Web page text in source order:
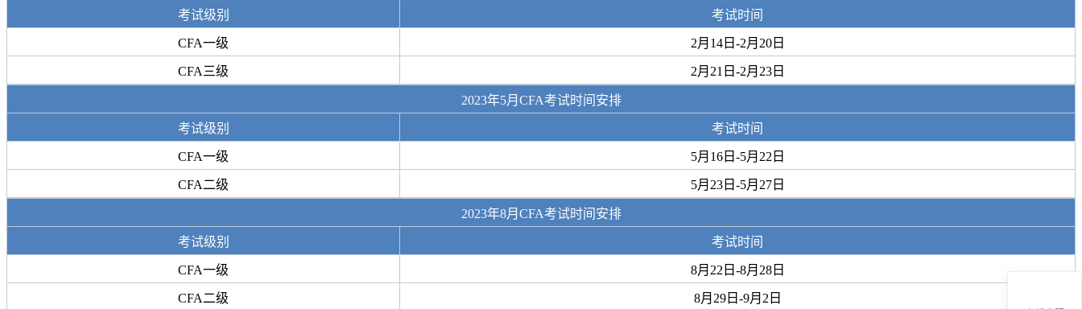
考试级别 考试时间
CFA一级 2月14日-2月20日
CFA三级 2月21日-2月23日
2023年5月CFA考试时间安排
考试级别 考试时间
CFA一级 5月16日-5月22日
CFA二级 5月23日-5月27日
2023年8月CFA考试时间安排
考试级别 考试时间
CFA一级 8月22日-8月28日
CFA二级 8月29日-9月2日